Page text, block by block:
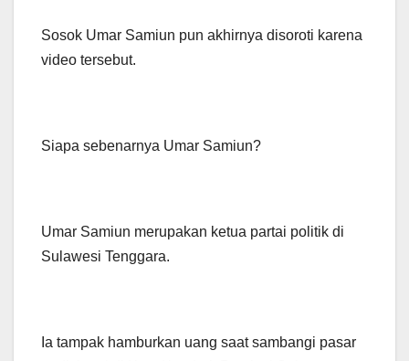
Sosok Umar Samiun pun akhirnya disoroti karena
video tersebut.
Siapa sebenarnya Umar Samiun?
Umar Samiun merupakan ketua partai politik di
Sulawesi Tenggara.
Ia tampak hamburkan uang saat sambangi pasar